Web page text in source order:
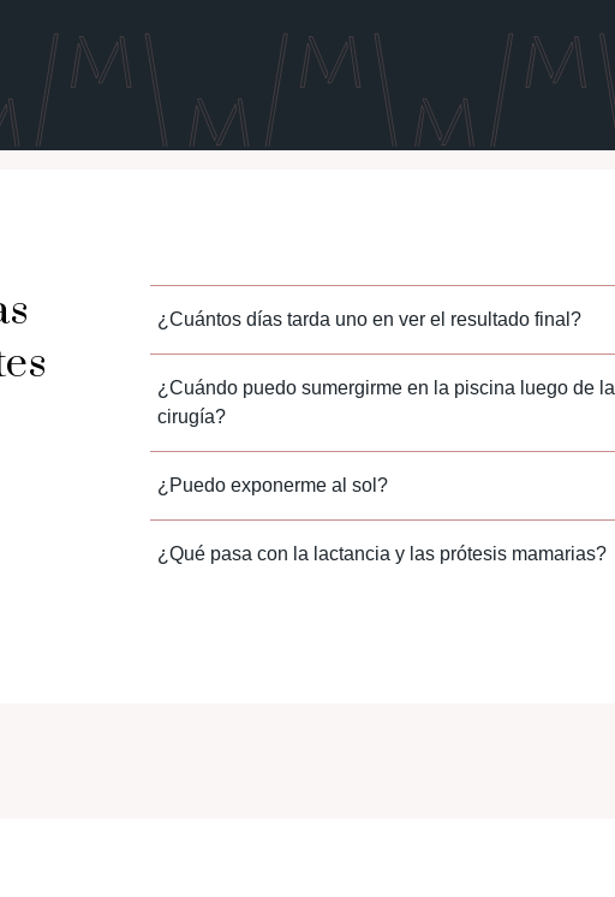
¿Cuántos días tarda uno en ver el resultado final?
¿Cuándo puedo sumergirme en la piscina luego de la
cirugía?
¿Puedo exponerme al sol?
¿Qué pasa con la lactancia y las prótesis mamarias?